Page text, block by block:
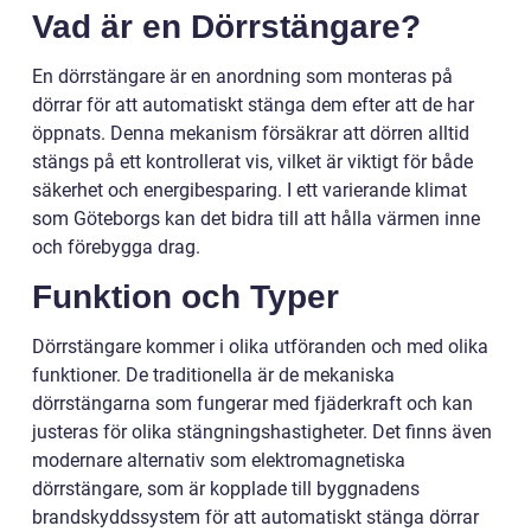
Vad är en Dörrstängare?
En dörrstängare är en anordning som monteras på
dörrar för att automatiskt stänga dem efter att de har
öppnats. Denna mekanism försäkrar att dörren alltid
stängs på ett kontrollerat vis, vilket är viktigt för både
säkerhet och energibesparing. I ett varierande klimat
som Göteborgs kan det bidra till att hålla värmen inne
och förebygga drag.
Funktion och Typer
Dörrstängare kommer i olika utföranden och med olika
funktioner. De traditionella är de mekaniska
dörrstängarna som fungerar med fjäderkraft och kan
justeras för olika stängningshastigheter. Det finns även
modernare alternativ som elektromagnetiska
dörrstängare, som är kopplade till byggnadens
brandskyddssystem för att automatiskt stänga dörrar